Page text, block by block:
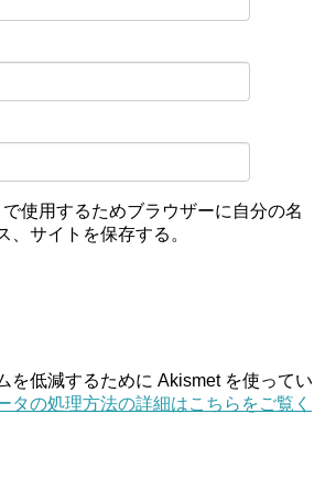
使用するためブラウザーに自分の名
、サイトを保存する。
を低減するために Akismet を使ってい
タの処理方法の詳細はこちらをご覧く